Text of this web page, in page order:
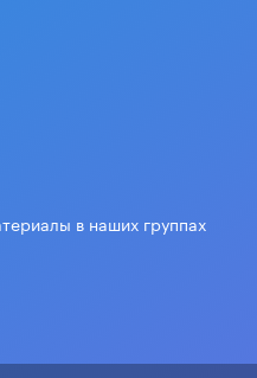
в наших группах